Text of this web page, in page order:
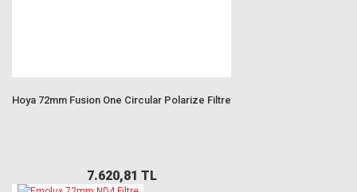
Hoya 72mm Fusion One Circular Polarize Filtre
7.620,81 TL